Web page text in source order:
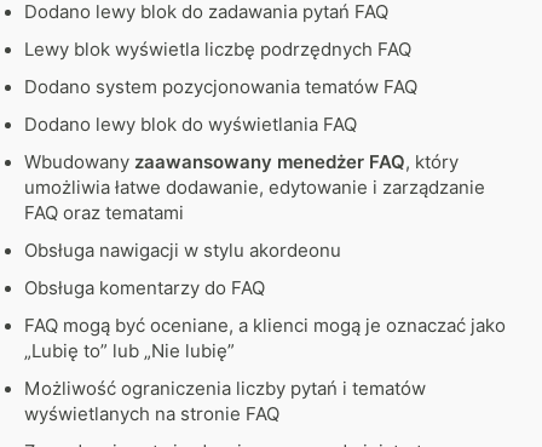
Dodano lewy blok do zadawania pytań FAQ
Lewy blok wyświetla liczbę podrzędnych FAQ
Dodano system pozycjonowania tematów FAQ
Dodano lewy blok do wyświetlania FAQ
Wbudowany zaawansowany menedżer FAQ, który
umożliwia łatwe dodawanie, edytowanie i zarządzanie
FAQ oraz tematami
Obsługa nawigacji w stylu akordeonu
Obsługa komentarzy do FAQ
FAQ mogą być oceniane, a klienci mogą je oznaczać jako
„Lubię to” lub „Nie lubię”
Możliwość ograniczenia liczby pytań i tematów
wyświetlanych na stronie FAQ